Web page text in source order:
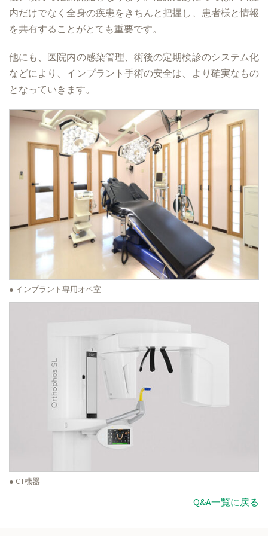
内だけでなく全身の疾患をきちんと把握し、患者様と情報
を共有することがとても重要です。
他にも、医院内の感染管理、術後の定期検診のシステム化
などにより、インプラント手術の安全は、より確実なもの
となっていきます。
● インプラント専用オペ室
● CT機器
Q&A一覧に戻る